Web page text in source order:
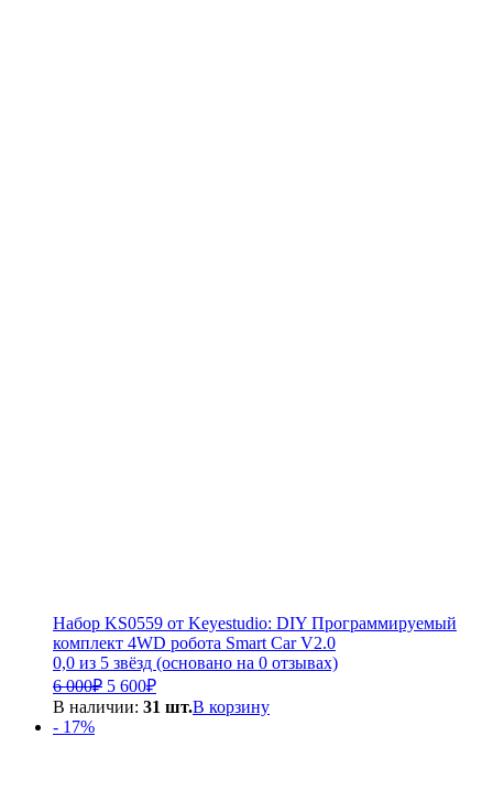
Набор KS0559 от Keyestudio: DIY Программируемый
комплект 4WD робота Smart Car V2.0
0,0 из 5 звёзд (основано на 0 отзывах)
6 000₽ Первоначальная
цена
5 600₽Текущая
цена:
В наличии: 31 шт.В корзину
- 17%